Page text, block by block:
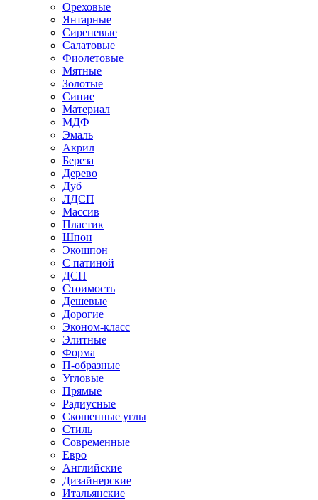
Ореховые
Янтарные
Сиреневые
Салатовые
Фиолетовые
Мятные
Золотые
Синие
Материал
МДФ
Эмаль
Акрил
Береза
Дерево
Дуб
ЛДСП
Массив
Пластик
Шпон
Экошпон
С патиной
ДСП
Стоимость
Дешевые
Дорогие
Эконом-класс
Элитные
Форма
П-образные
Угловые
Прямые
Радиусные
Скошенные углы
Стиль
Современные
Евро
Английские
Дизайнерские
Итальянские